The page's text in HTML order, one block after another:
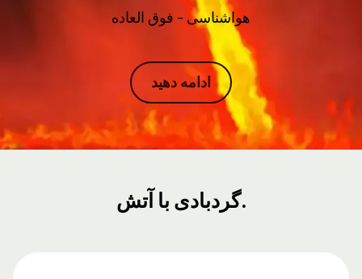
هواشناسی - فوق العاده
ادامه دهید
گردبادی با آتش.